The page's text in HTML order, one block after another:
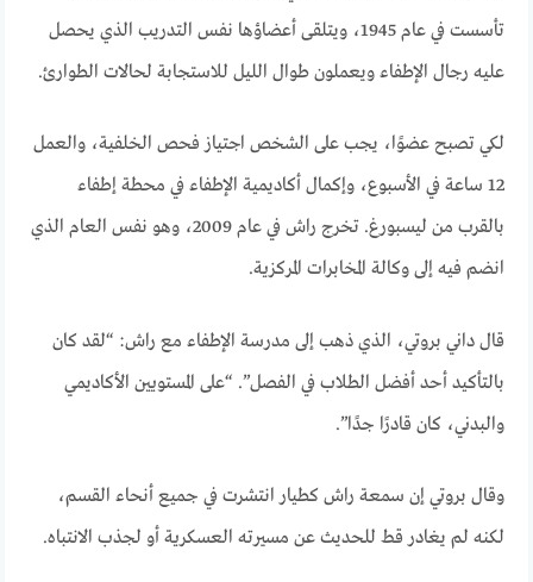
تأسست في عام 1945، ويتلقى أعضاؤها نفس التدريب الذي يحصل
عليه رجال الإطفاء ويعملون طوال الليل للاستجابة لحالات الطوارئ.
لكي تصبح عضوًا، يجب على الشخص اجتياز فحص الخلفية، والعمل
12 ساعة في الأسبوع، وإكمال أكاديمية الإطفاء في محطة إطفاء
بالقرب من ليسبورغ. تخرج راش في عام 2009، وهو نفس العام الذي
انضم فيه إلى وكالة المخابرات المركزية.
قال داني بروتي، الذي ذهب إلى مدرسة الإطفاء مع راش: “لقد كان
بالتأكيد أحد أفضل الطلاب في الفصل”. “على المستويين الأكاديمي
والبدني، كان قادرًا جدًا”.
وقال بروتي إن سمعة راش كطيار انتشرت في جميع أنحاء القسم،
لكنه لم يغادر قط للحديث عن مسيرته العسكرية أو لجذب الانتباه.